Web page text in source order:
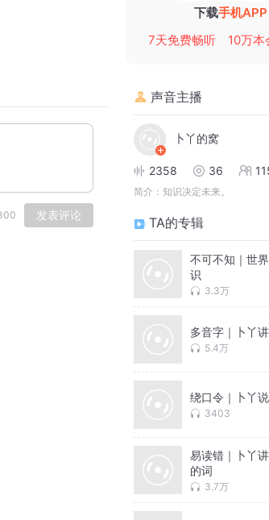
发表评论
下载手机APP
7天免费畅听
10万本
声音主播
卜丫的窝
2358 36
简介： 知识决定未来。
TA的专辑
不可不知｜世
识
3.3万
多音字｜卜丫
5.4万
绕口令｜卜丫
3403
易读错｜卜丫
的词
3.7万